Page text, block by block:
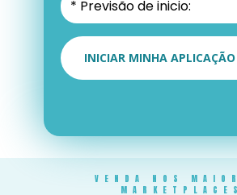
INICIAR MINHA
VENDA NOS
MARKETPLACES